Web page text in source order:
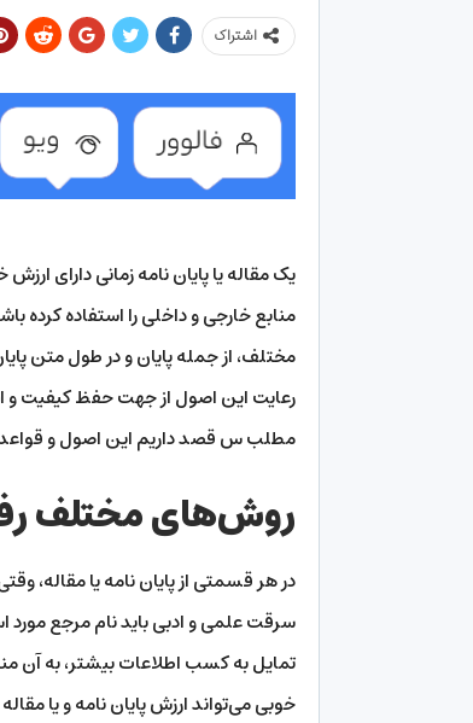
اشتراک
یک مقاله یا پایان نامه زمانی دارای
منابع خارجی و داخلی را استفاده
مختلف، از جمله پایان و در طول متن
رعایت این اصول از جهت حفظ کیفیت و
مطلب س قصد داریم این اصول و
روش‌های مختلف
در هر قسمتی از پایان نامه یا مقاله،
سرقت علمی و ادبی باید نام مرجع مورد
تمایل به کسب اطلاعات بیشتر، به آن
خوبی می‌تواند ارزش پایان نامه و یا